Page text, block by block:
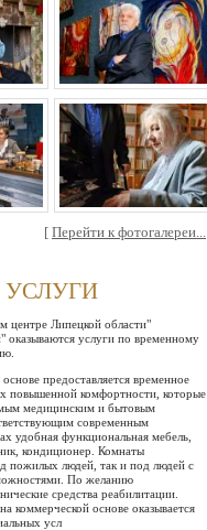
[ Перейти к фотогалереи...
центре Липецкой области"
оказываются услуги по временному
предоставляется временное
повышенной комфортности, которые
медицинским и бытовым
современным
удобная функциональная мебель,
кондиционер. Комнаты
пожилых людей, так и под людей с
По желанию
средства реабилитации.
коммерческой основе оказывается
усл